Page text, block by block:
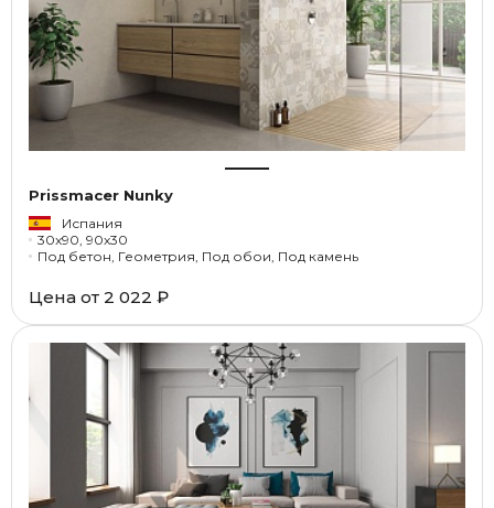
Prissmacer Nunky
Испания
30x90, 90x30
Под бетон, Геометрия, Под обои, Под камень
Цена от 2 022 ₽